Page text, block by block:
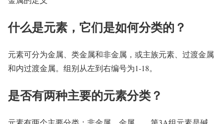
什么是元素，它们是如何分类的？
元素可分为金属、类金属和非金属，或主族元素、过渡金属
和内过渡金属。组别从左到右编号为1-18。
是否有两种主要的元素分类？